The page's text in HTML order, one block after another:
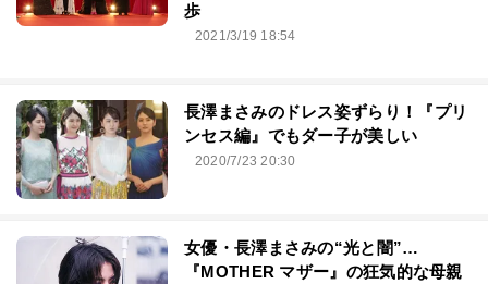
歩
2021/3/19 18:54
長澤まさみのドレス姿ずらり！『プリ
ンセス編』でもダー子が美しい
2020/7/23 20:30
女優・長澤まさみの“光と闇”…
『MOTHER マザー』の狂気的な母親